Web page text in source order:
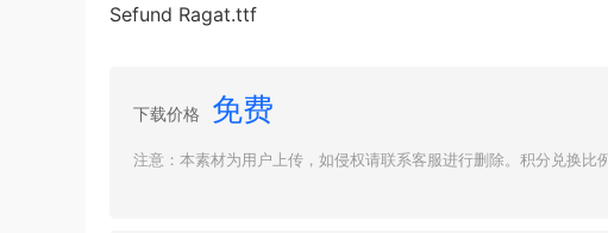
Sefund Ragat.ttf
下载价格 免费
注意：本素材为用户上传，如侵权请联系客服进行删除。积分兑换比